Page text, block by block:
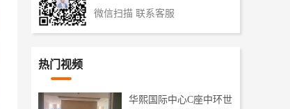
微信扫描 联系客服
热门视频
华熙国际中心C座中环世